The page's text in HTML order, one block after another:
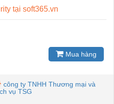
tại soft365.vn
Mua hàng
công ty TNHH Thương mại và
vụ TSG